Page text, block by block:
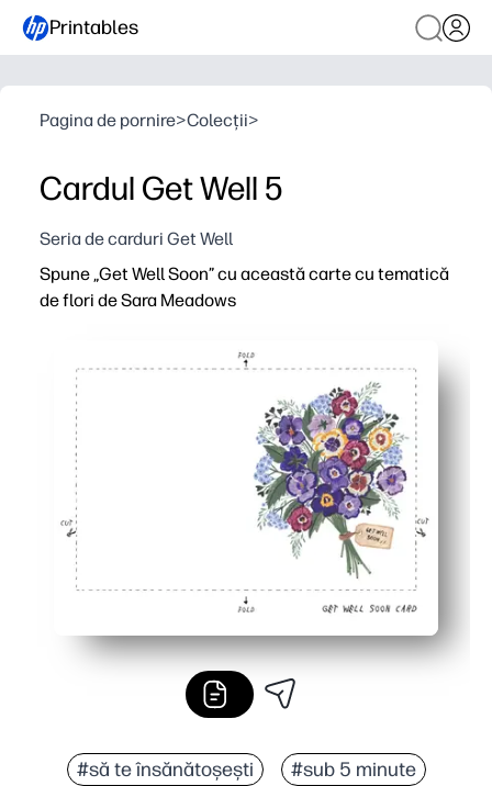
Printables
Pagina de pornire>Colecții>
Cardul Get Well 5
Seria de carduri Get Well
Spune „Get Well Soon” cu această carte cu tematică
de flori de Sara Meadows
Imprimați acasă pe hârtie standard de scrisori - pliați
Implicați copiii cu flori vesele pe care le pot colora
Personalizați un interior gol cu note sincere, desene
Susțineți nevoile clasei sau ale familiei - creați
#să te însănătoșești #sub 5 minute